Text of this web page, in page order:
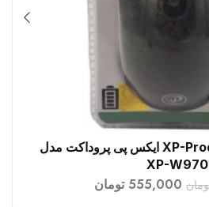
به سبد خریدماوس بی سیم XP-Product ایکس پی پروداکت مدل
XP-W970
555,000 تومان